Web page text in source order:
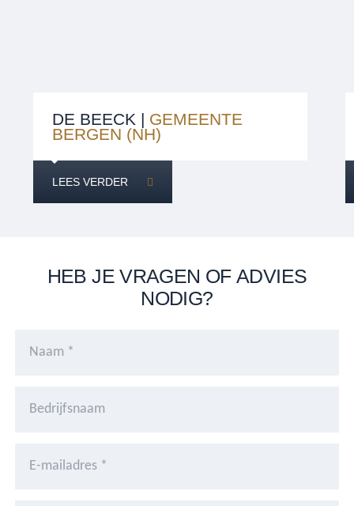
DE BEECK | GEMEENTE
BERGEN (NH)
LEES VERDER
HEB JE VRAGEN OF ADVIES
NODIG?